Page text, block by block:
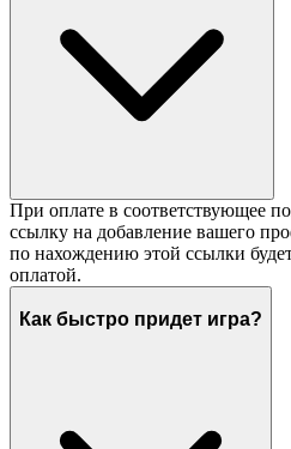
При оплате в соответствующее
ссылку на добавление вашего
по нахождению этой ссылки
оплатой.
Как быстро придет игра?